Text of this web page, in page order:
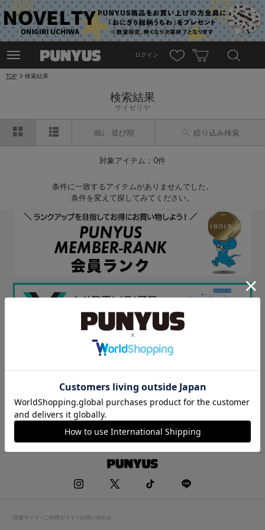
ログイン
TOP 検索結果
検索結果
サイゼリヤ
並び順 絞り込み検索
対象アイテム：0件
条件に一致するアイテムがありませんでした。
条件を変えて探してみてください。
関連サイト / ご利用ガイド / お問い合わせ